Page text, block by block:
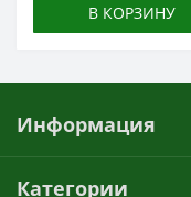
В КОРЗИНУ
Информация
Категории